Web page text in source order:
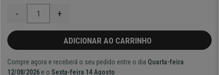
- +
ADICIONAR AO CARRINHO
Compre agora e receberá o seu pedido entre o dia Quarta-feira
12/08/2026 e o Sexta-feira 14 Agosto